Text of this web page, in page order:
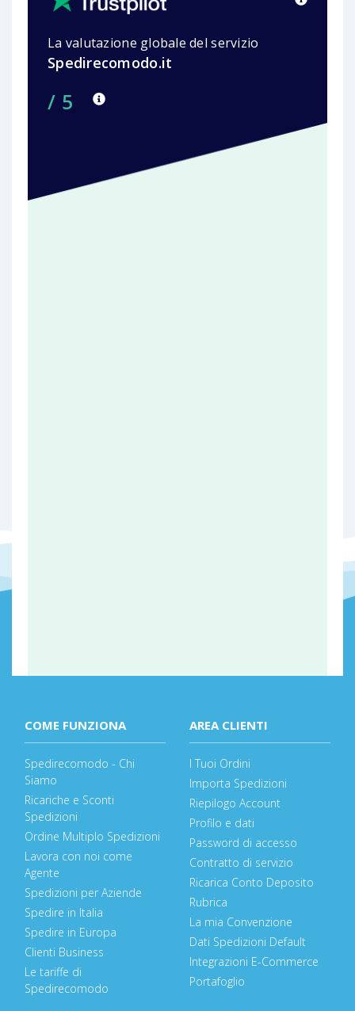
La valutazione globale del servizio
Spedirecomodo.it
/ 5
COME FUNZIONA
Spedirecomodo - Chi
Siamo
Ricariche e Sconti
Spedizioni
Ordine Multiplo Spedizioni
Lavora con noi come
Agente
Spedizioni per Aziende
Spedire in Italia
Spedire in Europa
Clienti Business
Le tariffe di
Spedirecomodo
AREA CLIENTI
I Tuoi Ordini
Importa Spedizioni
Riepilogo Account
Profilo e dati
Password di accesso
Contratto di servizio
Ricarica Conto Deposito
Rubrica
La mia Convenzione
Dati Spedizioni Default
Integrazioni E-Commerce
Portafoglio